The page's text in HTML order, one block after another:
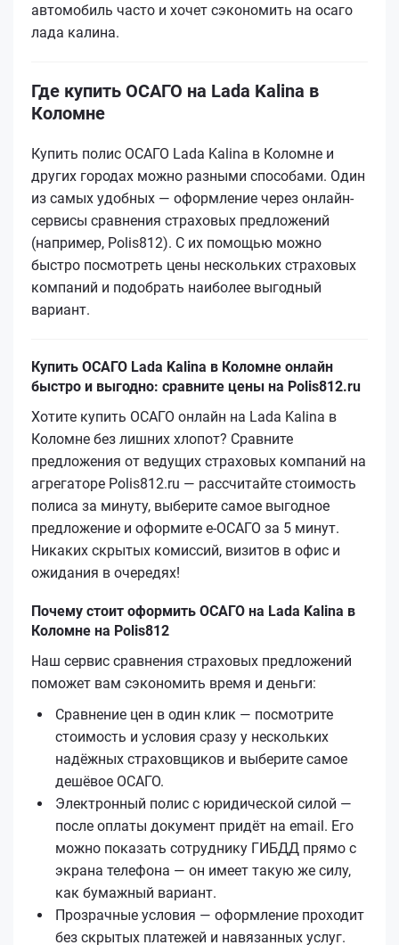
автомобиль часто и хочет сэкономить на осаго
лада калина.
Где купить ОСАГО на Lada Kalina в
Коломне
Купить полис ОСАГО Lada Kalina в Коломне и
других городах можно разными способами. Один
из самых удобных — оформление через онлайн-
сервисы сравнения страховых предложений
(например, Polis812). С их помощью можно
быстро посмотреть цены нескольких страховых
компаний и подобрать наиболее выгодный
вариант.
Купить ОСАГО Lada Kalina в Коломне онлайн
быстро и выгодно: сравните цены на Polis812.ru
Хотите купить ОСАГО онлайн на Lada Kalina в
Коломне без лишних хлопот? Сравните
предложения от ведущих страховых компаний на
агрегаторе Polis812.ru — рассчитайте стоимость
полиса за минуту, выберите самое выгодное
предложение и оформите е‑ОСАГО за 5 минут.
Никаких скрытых комиссий, визитов в офис и
ожидания в очередях!
Почему стоит оформить ОСАГО на Lada Kalina в
Коломне на Polis812
Наш сервис сравнения страховых предложений
поможет вам сэкономить время и деньги:
Сравнение цен в один клик — посмотрите
стоимость и условия сразу у нескольких
надёжных страховщиков и выберите самое
дешёвое ОСАГО.
Электронный полис с юридической силой —
после оплаты документ придёт на email. Его
можно показать сотруднику ГИБДД прямо с
экрана телефона — он имеет такую же силу,
как бумажный вариант.
Прозрачные условия — оформление проходит
без скрытых платежей и навязанных услуг.